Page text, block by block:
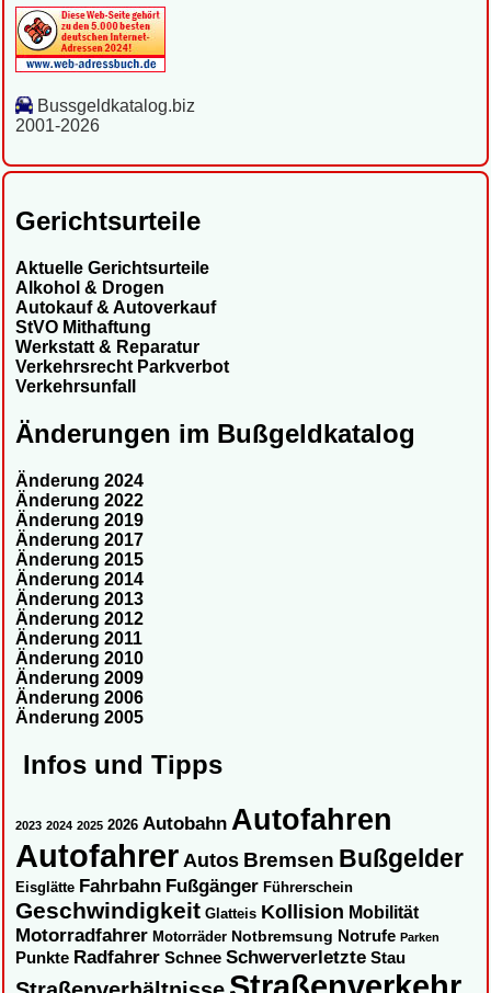
Bussgeldkatalog.biz
2001-2026
Gerichtsurteile
Aktuelle Gerichtsurteile
Alkohol & Drogen
Autokauf & Autoverkauf
StVO Mithaftung
Werkstatt & Reparatur
Verkehrsrecht Parkverbot
Verkehrsunfall
Änderungen im Bußgeldkatalog
Änderung 2024
Änderung 2022
Änderung 2019
Änderung 2017
Änderung 2015
Änderung 2014
Änderung 2013
Änderung 2012
Änderung 2011
Änderung 2010
Änderung 2009
Änderung 2006
Änderung 2005
Infos und Tipps
2023 2024 2025 2026 Autobahn Autofahren
Autofahrer Autos Bremsen Bußgelder
Eisglätte Fahrbahn Fußgänger Führerschein
Geschwindigkeit Glatteis Kollision Mobilität
Motorradfahrer Motorräder Notbremsung Notrufe Parken
Punkte Radfahrer Schnee Schwerverletzte Stau